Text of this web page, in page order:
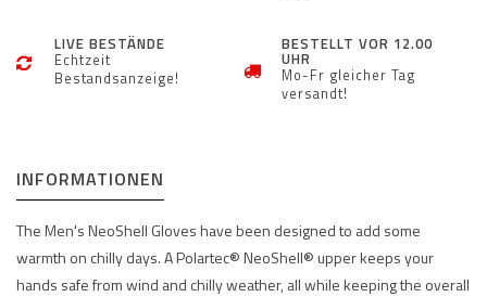
LIVE BESTÄNDE
Echtzeit
Bestandsanzeige!
BESTELLT VOR 12.00
UHR
Mo-Fr gleicher Tag
versandt!
INFORMATIONEN
The Men's NeoShell Gloves have been designed to add some
warmth on chilly days. A Polartec® NeoShell® upper keeps your
hands safe from wind and chilly weather, all while keeping the overall